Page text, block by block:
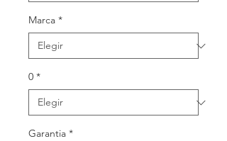
Marca *
0 *
Garantia *